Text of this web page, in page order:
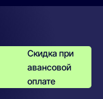
Скидка при
авансовой
оплате